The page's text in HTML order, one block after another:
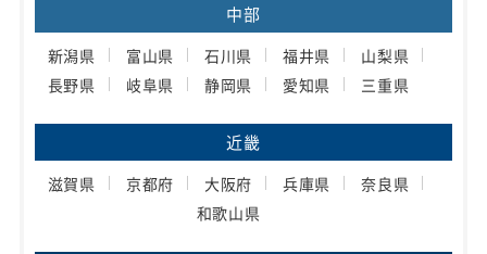
中部
新潟県 富山県 石川県 福井県
山梨県
長野県
岐阜県 静岡県 愛知県 三重県
近畿
滋賀県 京都府 大阪府 兵庫県
奈良県
和歌山県